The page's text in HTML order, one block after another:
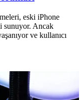
eski iPhone
sunuyor. Ancak
ve kullanıcı